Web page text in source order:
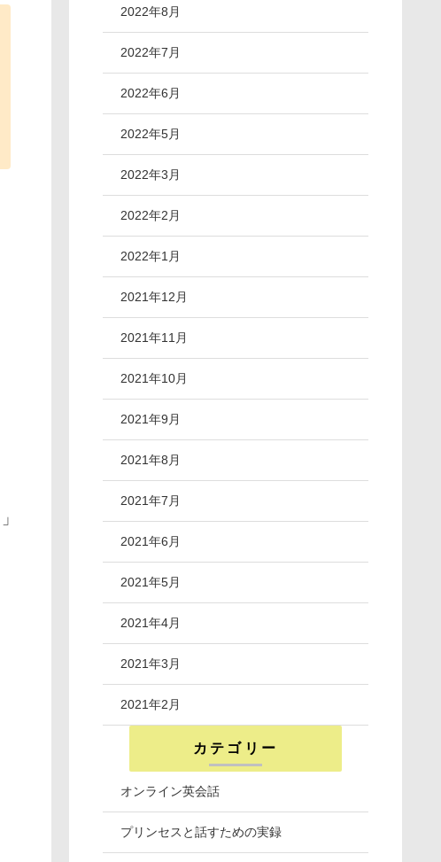
」
2022年8月
2022年7月
2022年6月
2022年5月
2022年3月
2022年2月
2022年1月
2021年12月
2021年11月
2021年10月
2021年9月
2021年8月
2021年7月
2021年6月
2021年5月
2021年4月
2021年3月
2021年2月
カテゴリー
オンライン英会話
プリンセスと話すための実録